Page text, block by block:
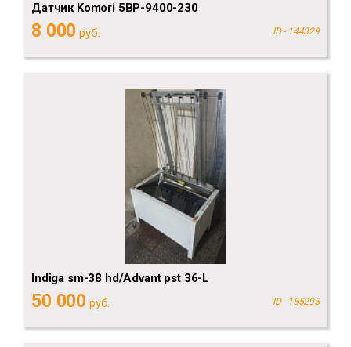
Датчик Komori 5BP-9400-230
8 000 руб. ID - 144329
Indiga sm-38 hd/Advant pst 36-L
50 000 руб. ID - 155295